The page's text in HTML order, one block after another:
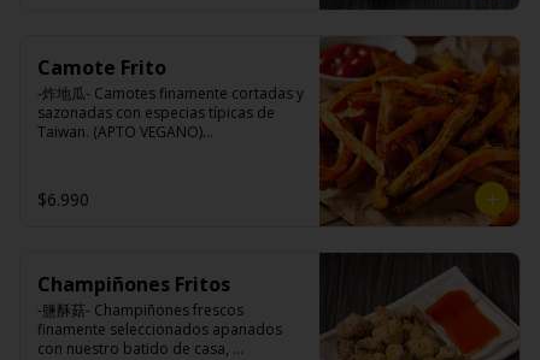
Camote Frito
-炸地瓜- Camotes finamente cortadas y
sazonadas con especias típicas de
Taiwan. (APTO VEGANO)
Ingredientes:
$6.990
Champiñones Fritos
-鹽酥菇- Champiñones frescos
finamente seleccionados apanados
con nuestro batido de casa,